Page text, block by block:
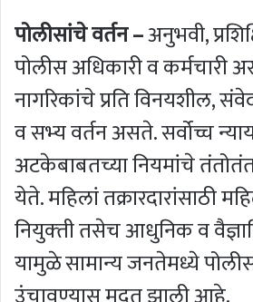
पोलीसांचे वर्तन –अनुभवी,
पोलीस अधिकारी व कर्मचारी
नागरिकांचे प्रति विनयशील,
व सभ्‍य वर्तन असते. सर्वोच्च
अटकेबाबतच्या नियमांचे
येते. महिलां तक्रारदारांसाठी
नियुक्‍ती तसेच आधुनिक व
यामुळे सामान्य जनतेमध्ये